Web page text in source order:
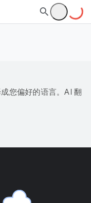
您偏好的语言。AI 翻